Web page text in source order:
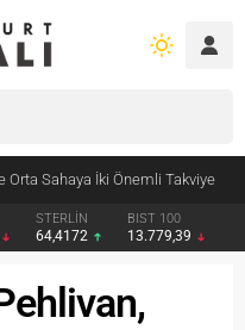
Jandarma Mesleği Tanıtıldı
STERLİN
64,4172
BIST 100
13.779,39